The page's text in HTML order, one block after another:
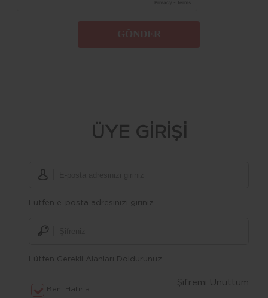
ÜYE GİRİŞİ
Lütfen e-posta adresinizi giriniz
Lütfen Gerekli Alanları Doldurunuz.
Beni Hatırla
Şifremi Unuttum